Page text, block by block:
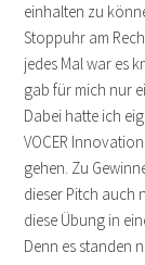
einhalten zu
Stoppuhr am
jedes Mal war es
gab für mich nur
Dabei hatte ich
VOCER
gehen. Zu
dieser Pitch auch
diese Übung in
Denn es standen